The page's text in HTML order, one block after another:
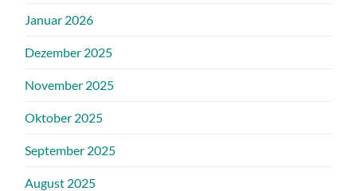
Januar 2026
Dezember 2025
November 2025
Oktober 2025
September 2025
August 2025